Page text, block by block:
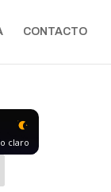
CONTACTO
claro